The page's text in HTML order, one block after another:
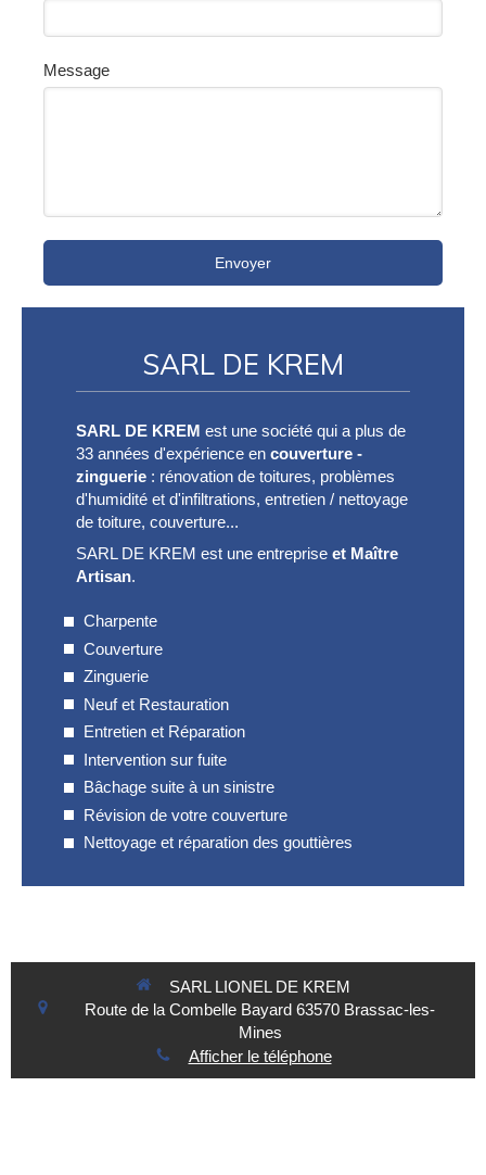
Message
Envoyer
SARL DE KREM
SARL DE KREM est une société qui a plus de
33 années d'expérience en couverture -
zinguerie : rénovation de toitures, problèmes
d'humidité et d'infiltrations, entretien / nettoyage
de toiture, couverture...
SARL DE KREM est une entreprise et Maître
Artisan.
Charpente
Couverture
Zinguerie
Neuf et Restauration
Entretien et Réparation
Intervention sur fuite
Bâchage suite à un sinistre
Révision de votre couverture
Nettoyage et réparation des gouttières
SARL LIONEL DE KREM
Route de la Combelle Bayard 63570 Brassac-les-
Mines
Afficher le téléphone